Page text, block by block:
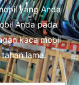
yang Anda
Anda pada
kaca mobil
lama.